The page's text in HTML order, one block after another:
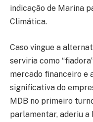
indicação de Marina
Climática.
Caso vingue a
serviria como
mercado financeiro e
significativa do
MDB no primeiro
parlamentar, aderiu